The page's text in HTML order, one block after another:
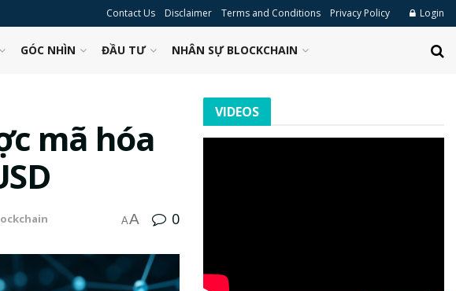
Contact Us Disclaimer Terms and Conditions Privacy Policy Login
GÓC NHÌN ĐẦU TƯ NHÂN SỰ BLOCKCHAIN
mã hóa
AA 0
VIDEOS